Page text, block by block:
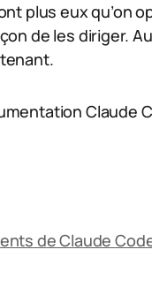
plus eux qu’on
de les diriger.
Claude
de Claude